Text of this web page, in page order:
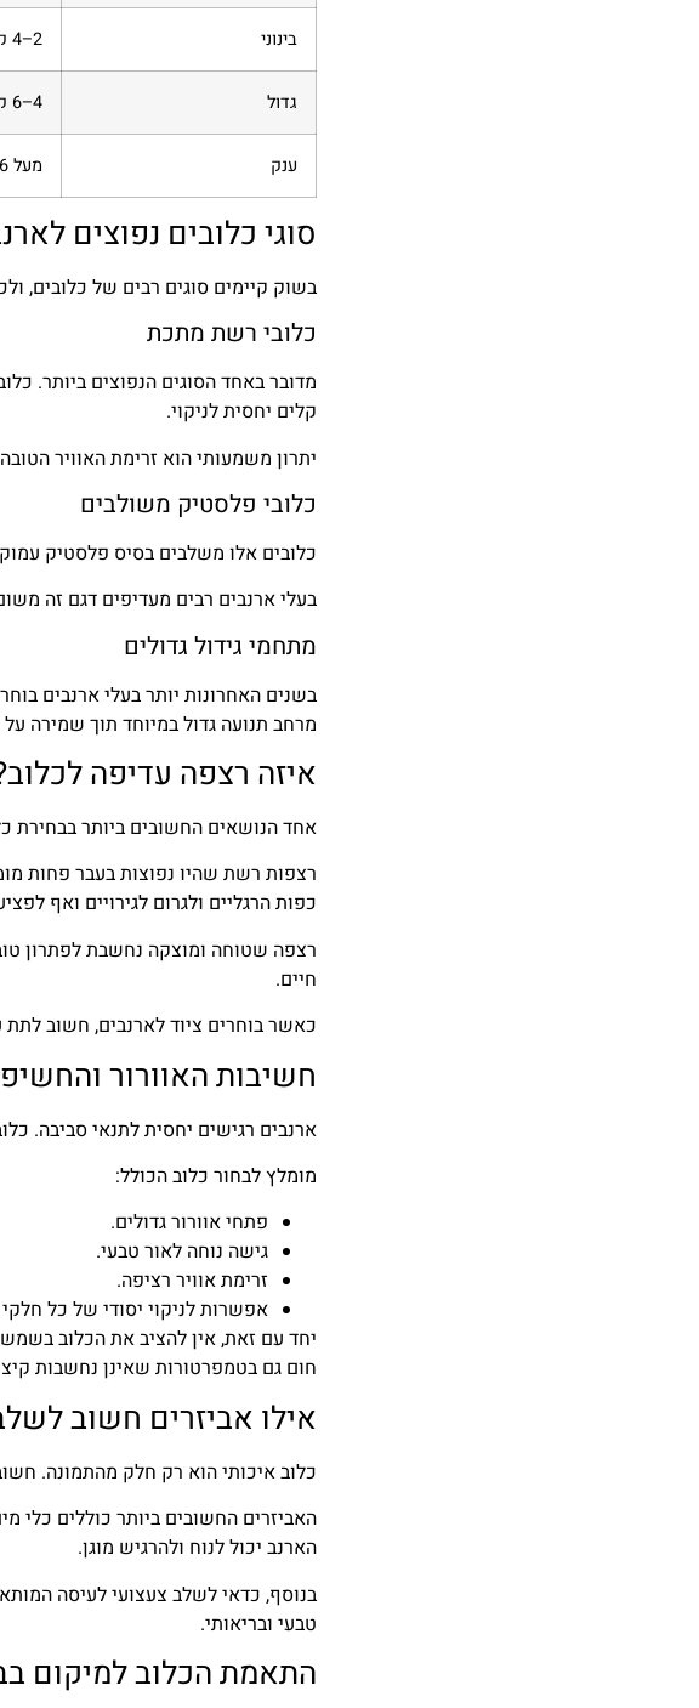
בינוני 2–4 ק"ג
גדול 4–6 ק"ג
ענק מעל 6 ק"ג
סוגי כלובים נפוצים
בשוק קיימים סוגים רבים של כלובים,
כלובי רשת מתכת
מדובר באחד הסוגים הנפוצים ביותר.
קלים יחסית לניקוי.
יתרון משמעותי הוא זרימת האוויר
כלובי פלסטיק משולבים
כלובים אלו משלבים בסיס פלסטיק
בעלי ארנבים רבים מעדיפים דגם זה
מתחמי גידול גדולים
בשנים האחרונות יותר בעלי ארנבים
מרחב תנועה גדול במיוחד תוך שמירה על
איזה רצפה עדיפה
אחד הנושאים החשובים ביותר בבחירת
רצפות רשת שהיו נפוצות בעבר פחות
כפות הרגליים ולגרום לגירויים ואף
רצפה שטוחה ומוצקה נחשבת לפתרון
חיים.
כאשר בוחרים ציוד לארנבים, חשוב לתת
חשיבות האוורור
ארנבים רגישים יחסית לתנאי סביבה.
מומלץ לבחור כלוב הכולל:
פתחי אוורור גדולים.
גישה נוחה לאור טבעי.
זרימת אוויר רציפה.
אפשרות לניקוי יסודי של כל
יחד עם זאת, אין להציב את הכלוב
חום גם בטמפרטורות שאינן נחשבות
אילו אביזרים חשוב
כלוב איכותי הוא רק חלק מהתמונה.
האביזרים החשובים ביותר כוללים כלי
הארנב יכול לנוח ולהרגיש מוגן.
בנוסף, כדאי לשלב צעצועי לעיסה
טבעי ובריאותי.
התאמת הכלוב למיקום